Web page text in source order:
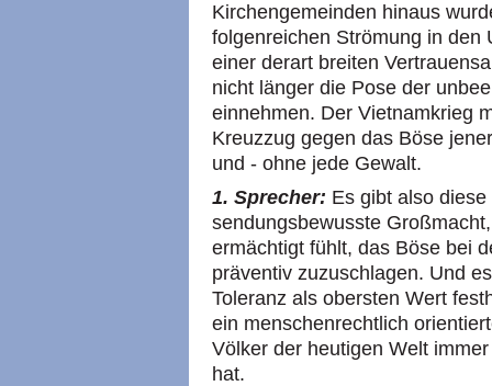
Kirchengemeinden hinaus
folgenreichen Strömung in den
einer derart breiten
nicht länger die Pose der
einnehmen. Der Vietnamkrieg
Kreuzzug gegen das Böse
und - ohne jede Gewalt.
1. Sprecher: Es gibt also
sendungsbewusste
ermächtigt fühlt, das Böse bei
präventiv zuzuschlagen. Und
Toleranz als obersten Wert
ein menschenrechtlich
Völker der heutigen Welt
hat.